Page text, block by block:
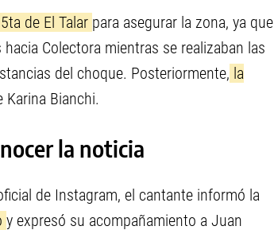
de El Talar para asegurar la zona, ya que
Colectora mientras se realizaban las
del choque. Posteriormente, la
Karina Bianchi.
la noticia
de Instagram, el cantante informó la
y expresó su acompañamiento a Juan